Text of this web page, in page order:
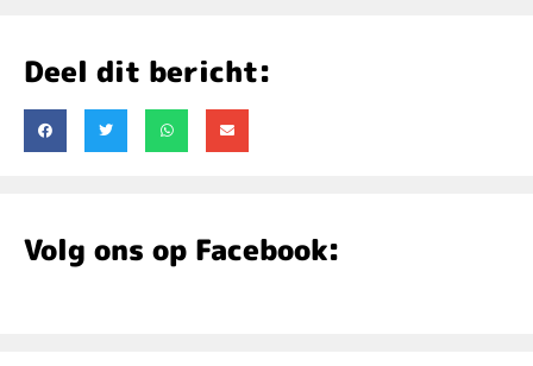
Deel dit bericht:
Volg ons op Facebook: